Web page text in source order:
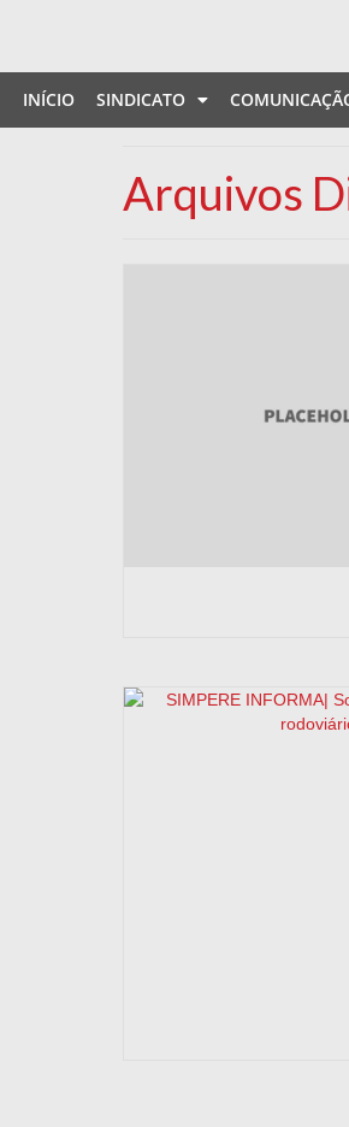
INÍCIO SINDICATO
Arquivos